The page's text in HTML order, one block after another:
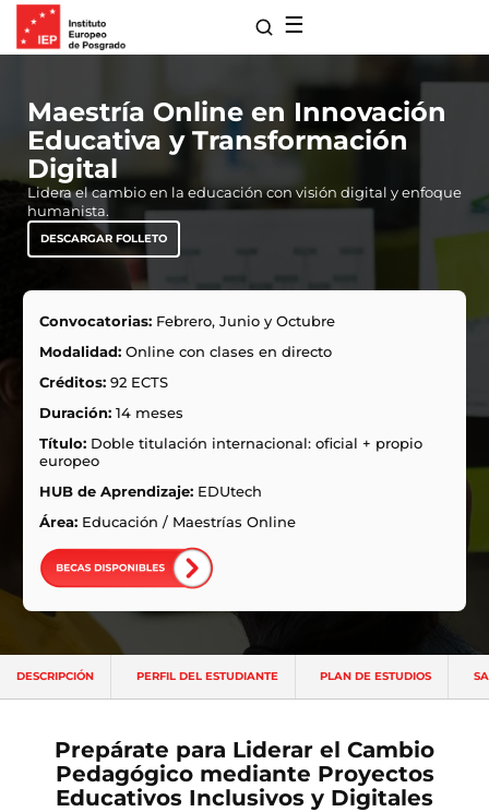
☰
Maestrías
de Extensión
Frecuentes
Maestría Online en Innovación
Educativa y Transformación
Digital
Lidera el cambio en la educación con visión digital y enfoque
humanista.
DESCARGAR FOLLETO
Convocatorias:Febrero, Junio y Octubre
Modalidad:Online con clases en directo
Créditos:92 ECTS
Duración:14 meses
Título:Doble titulación internacional: oficial + propio
europeo
HUB de Aprendizaje:EDUtech
Área: Educación / Maestrías Online
DESCRIPCIÓN PERFIL DEL ESTUDIANTE PLAN DE ESTUDIOS
Prepárate para Liderar el Cambio
Pedagógico mediante Proyectos
Educativos Inclusivos y Digitales